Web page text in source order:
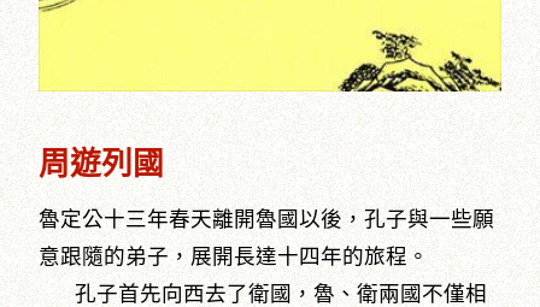
周遊列國
魯定公十三年春天離開魯國以後，孔子與一些願
意跟隨的弟子，展開長達十四年的旅程。
孔子首先向西去了衛國，魯、衛兩國不僅相